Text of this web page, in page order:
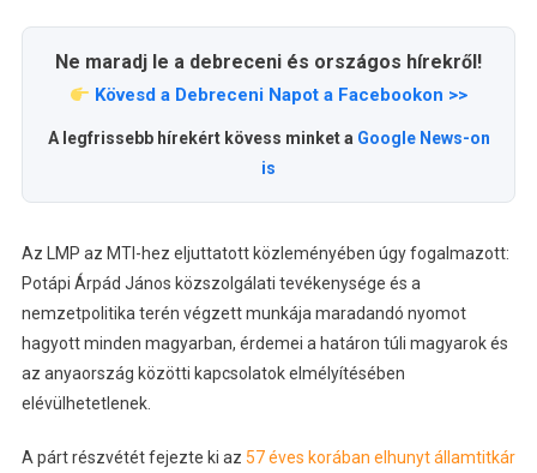
Ne maradj le a debreceni és országos hírekről!
Kövesd a Debreceni Napot a Facebookon >>
A legfrissebb hírekért kövess minket a Google News-on
is
Az LMP az MTI-hez eljuttatott közleményében úgy fogalmazott:
Potápi Árpád János közszolgálati tevékenysége és a
nemzetpolitika terén végzett munkája maradandó nyomot
hagyott minden magyarban, érdemei a határon túli magyarok és
az anyaország közötti kapcsolatok elmélyítésében
elévülhetetlenek.
A párt részvétét fejezte ki az 57 éves korában elhunyt államtitkár